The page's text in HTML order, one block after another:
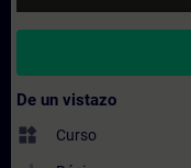
De un vistazo
widgets Curso